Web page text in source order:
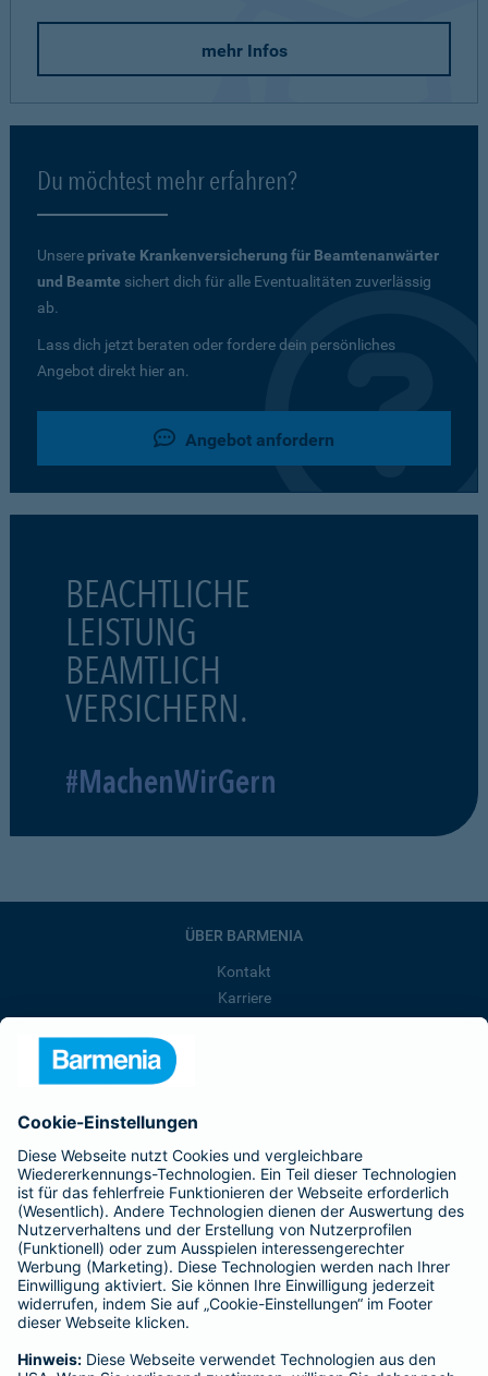
mehr Infos
Du möchtest mehr erfahren?
Unsere private Krankenversicherung für Beamtenanwärter
und Beamte sichert dich für alle Eventualitäten zuverlässig
ab.
Lass dich jetzt beraten oder fordere dein persönliches
Angebot direkt hier an.
Angebot anfordern
BEACHTLICHE
LEISTUNG
BEAMTLICH
VERSICHERN.
#MachenWirGern
ÜBER BARMENIA
Kontakt
Karriere
Barmenia ist Teil der BarmeniaGothaer
BELIEBTE SEITEN
Kranken-Zusatzversicherung
Tierversicherungen
Haftpflichtversicherung
Hausratversicherung